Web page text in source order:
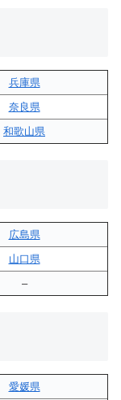
兵庫県
奈良県
和歌山県
広島県
山口県
–
愛媛県